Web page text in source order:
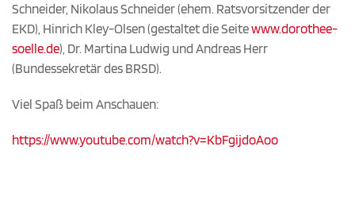
Schneider, Nikolaus Schneider (ehem. Ratsvorsitzender der
EKD), Hinrich Kley-Olsen (gestaltet die Seitewww.dorothee-
soelle.de), Dr. Martina Ludwig und Andreas Herr
(Bundessekretär des BRSD).
Viel Spaß beim Anschauen:
https://www.youtube.com/watch?v=KbFgijdoAoo